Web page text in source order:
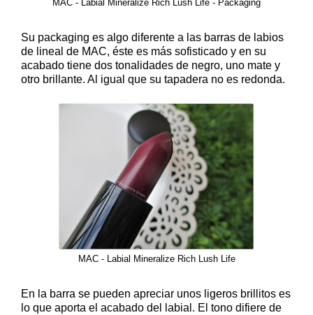
MAC - Labial Mineralize Rich Lush Life - Packaging
Su packaging es algo diferente a las barras de labios
de lineal de MAC, éste es más sofisticado y en su
acabado tiene dos tonalidades de negro, uno mate y
otro brillante. Al igual que su tapadera no es redonda.
MAC - Labial Mineralize Rich Lush Life
En la barra se pueden apreciar unos ligeros brillitos es
lo que aporta el acabado del labial. El tono difiere de